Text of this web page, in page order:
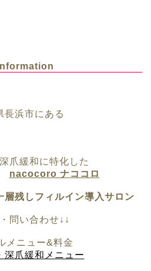
Information
長浜市にある
爪緩和に特化した
nacocoro ナココロ
層残しフィルイン導入サロン
問い合わせ↓↓
メニュー&料金
深爪緩和メニュー